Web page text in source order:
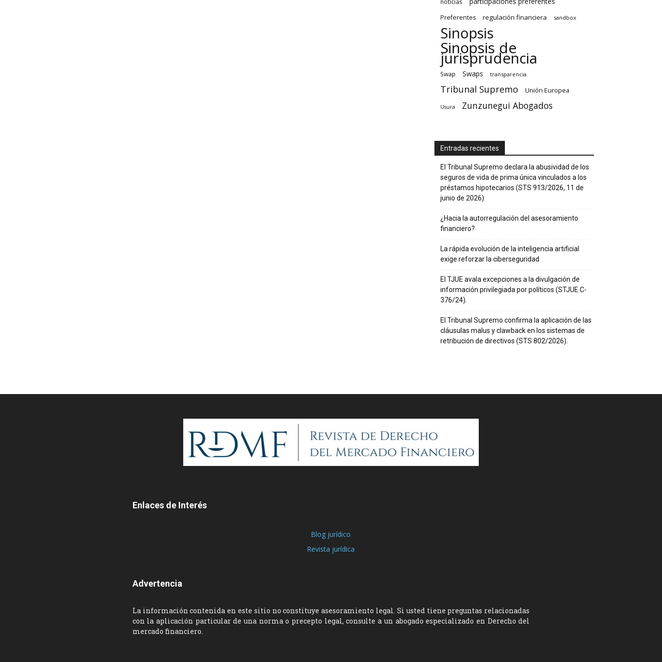
Preferentes regulación financiera sandbox
Sinopsis
Sinopsis de
jurisprudencia
Swap Swaps transparencia
Tribunal Supremo Unión Europea
Usura Zunzunegui Abogados
Entradas recientes
El Tribunal Supremo declara la abusividad de los
seguros de vida de prima única vinculados a los
préstamos hipotecarios (STS 913/2026, 11 de
junio de 2026)
¿Hacia la autorregulación del asesoramiento
financiero?
La rápida evolución de la inteligencia artificial
exige reforzar la ciberseguridad
El TJUE avala excepciones a la divulgación de
información privilegiada por políticos (STJUE C-
376/24).
El Tribunal Supremo confirma la aplicación de las
cláusulas malus y clawback en los sistemas de
retribución de directivos (STS 802/2026).
Enlaces de Interés
Blog jurídico
Revista jurídica
Advertencia
La información contenida en este sitio no constituye asesoramiento legal. Si usted tiene preguntas relacionadas
con la aplicación particular de una norma o precepto legal, consulte a un abogado especializado en Derecho del
mercado financiero.